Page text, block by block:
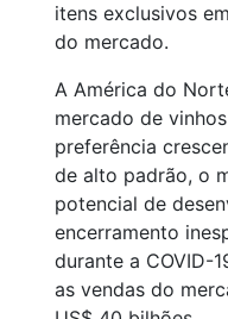
itens exclusivos
do mercado.
A América do
mercado de
preferência
de alto padrão, o
potencial de
encerramento
durante a COVID-
as vendas do